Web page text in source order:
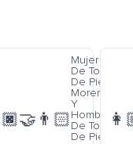
Mujer
De Tono
De Piel
Moreno
Y
Hombre
De Tono
De Piel